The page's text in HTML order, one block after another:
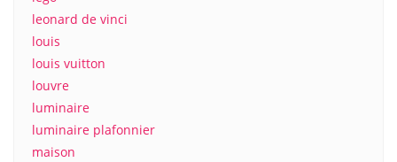
leonard de vinci
louis
louis vuitton
louvre
luminaire
luminaire plafonnier
maison